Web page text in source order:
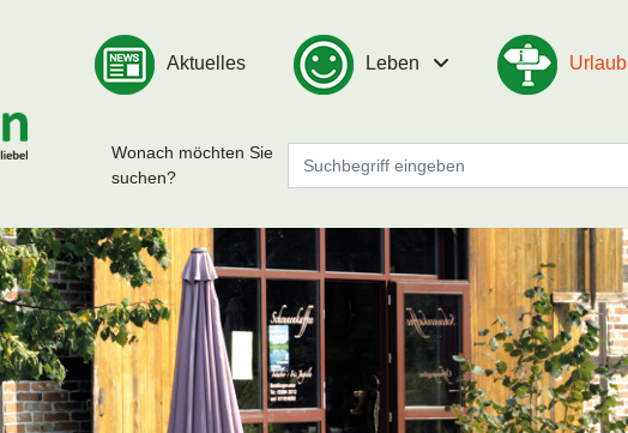
Aktuelles Leben Urlaub
Wonach möchten Sie
suchen?